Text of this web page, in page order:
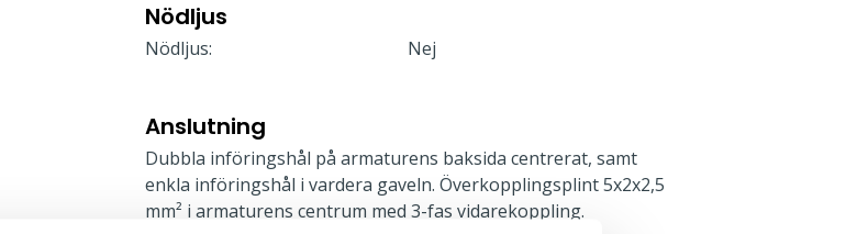
Nödljus
Nödljus: Nej
Anslutning
Dubbla införingshål på armaturens baksida centrerat, samt
enkla införingshål i vardera gaveln. Överkopplingsplint 5x2x2,5
mm² i armaturens centrum med 3-fas vidarekoppling.